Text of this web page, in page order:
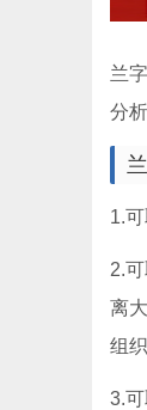
兰
分
1.
2.
离
组
3.